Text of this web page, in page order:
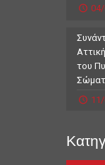
του